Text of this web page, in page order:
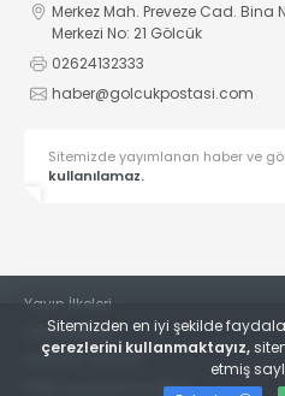
Merkez Mah. Preveze Cad. Bina
Merkezi No: 21 Gölcük
02624132333
haber@golcukpostasi.com
Sitemizde yayımlanan haber ve
kullanılamaz.
Yayın İlkeleri
Veri Politikası
Kullanım Şartları
KVKK Aydınlatma Metni
Sitemizden en iyi şekilde
çerezlerini kullanmaktayız,
etmiş